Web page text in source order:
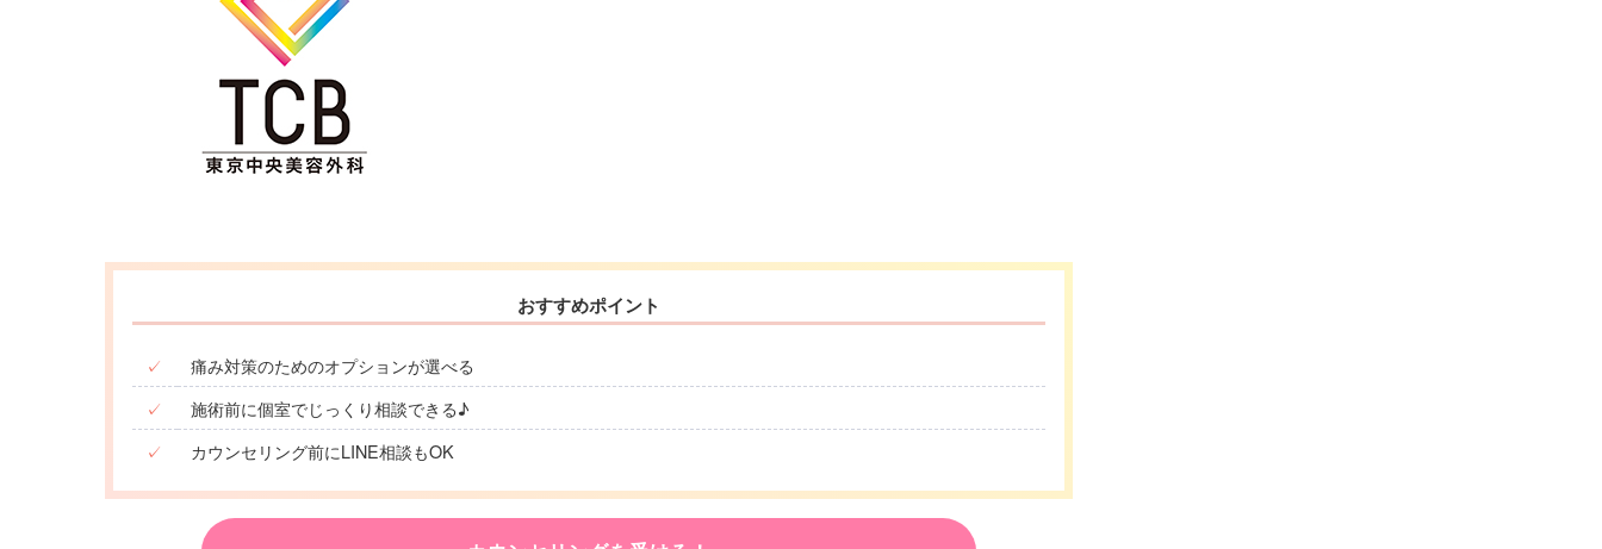
おすすめポイント
✓
痛み対策のためのオプションが選べる
✓
施術前に個室でじっくり相談できる♪
✓
カウンセリング前にLINE相談もOK